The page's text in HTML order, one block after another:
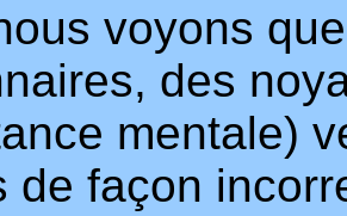
voyons
des
mentale)
de façon